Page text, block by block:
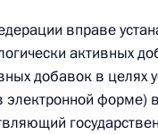
г. № 250-ФЗ
Федерации об
вправе
активных
добавок в целях
электронной форме)